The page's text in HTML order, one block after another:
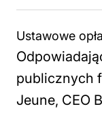
Ustawowe
publicznych
Jeune, CEO